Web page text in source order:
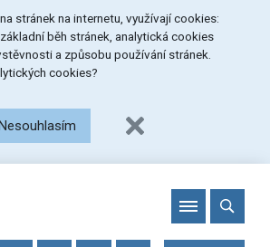
stránek na internetu, využívají cookies:
běh stránek, analytická cookies
a způsobu používání stránek.
cookies?